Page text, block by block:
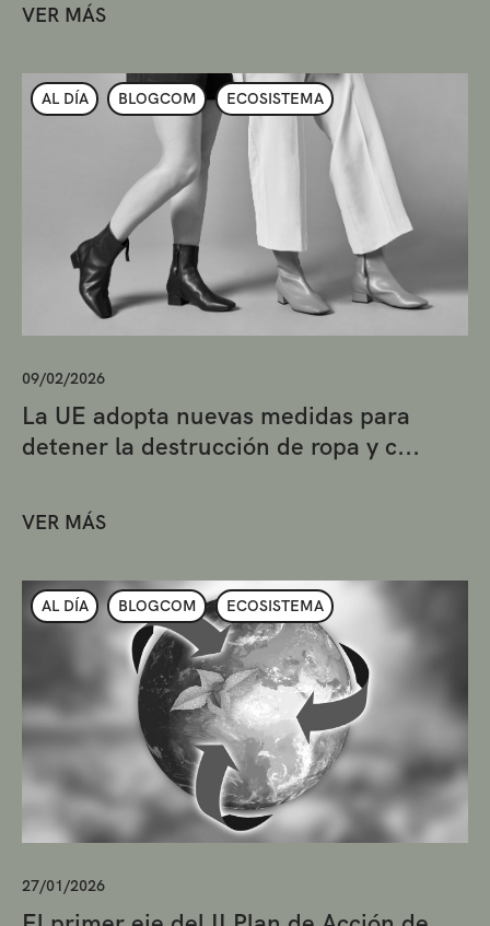
VER MÁS
AL DÍA BLOGCOM ECOSISTEMA
09/02/2026
La UE adopta nuevas medidas para
detener la destrucción de ropa y c...
VER MÁS
AL DÍA BLOGCOM ECOSISTEMA
27/01/2026